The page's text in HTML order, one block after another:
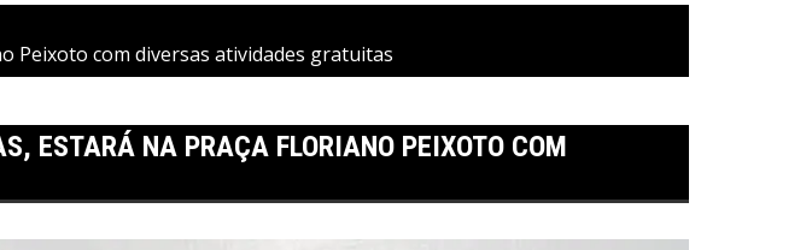
Peixoto com diversas atividades gratuitas
ESTARÁ NA PRAÇA FLORIANO PEIXOTO COM